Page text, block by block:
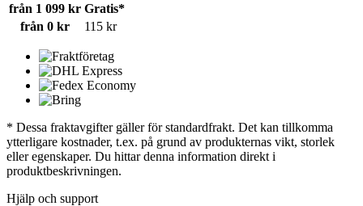
från 1 099 kr Gratis*
från 0 kr
115 kr
* Dessa fraktavgifter gäller för standardfrakt. Det kan tillkomma
ytterligare kostnader, t.ex. på grund av produkternas vikt, storlek
eller egenskaper. Du hittar denna information direkt i
produktbeskrivningen.
Hjälp och support